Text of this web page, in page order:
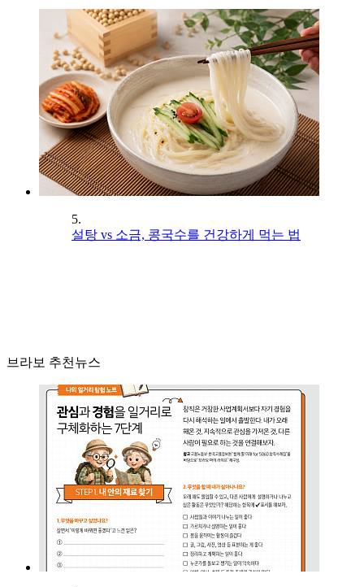
5.
설탕 vs 소금, 콩국수를 건강하게 먹는 법
브라보 추천뉴스